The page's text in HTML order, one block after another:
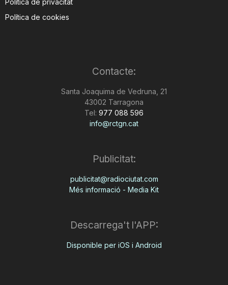
Política de privacitat
Política de cookies
Contacte:
Santa Joaquima de Vedruna, 21
43002 Tarragona
Tel: 977 088 596
info@rctgn.cat
Publicitat:
publicitat@radiociutat.com
Més informació - Media Kit
Descarrega't l'APP:
Disponible per iOS i Android